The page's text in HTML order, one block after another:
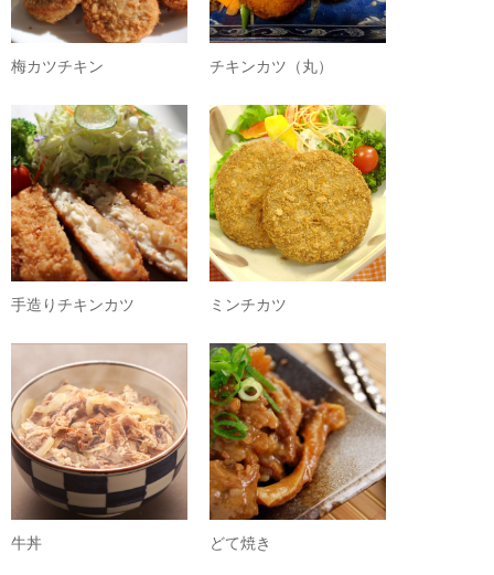
梅カツチキン チキンカツ（丸）
手造りチキンカツ ミンチカツ
牛丼 どて焼き